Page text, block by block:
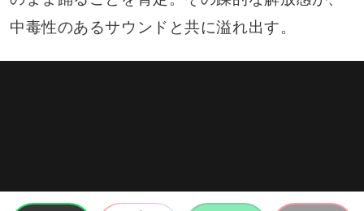
中毒性のあるサウンドと共に溢れ出す。